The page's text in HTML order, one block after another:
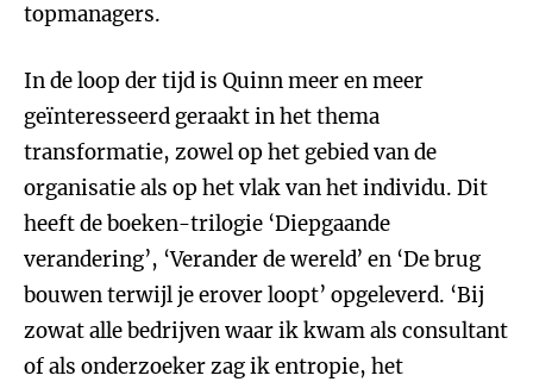
topmanagers.
In de loop der tijd is Quinn meer en meer
geïnteresseerd geraakt in het thema
transformatie, zowel op het gebied van de
organisatie als op het vlak van het individu. Dit
heeft de boeken-trilogie ‘Diepgaande
verandering’, ‘Verander de wereld’ en ‘De brug
bouwen terwijl je erover loopt’ opgeleverd. ‘Bij
zowat alle bedrijven waar ik kwam als consultant
of als onderzoeker zag ik entropie, het